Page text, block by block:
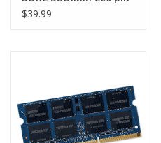
RAM module
$39.99